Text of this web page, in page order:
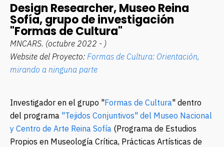
Design Researcher, Museo Reina
Sofía, grupo de investigación
"Formas de Cultura"
MNCARS. (octubre 2022 - )
Website del Proyecto: Formas de Cultura: Orientación,
mirando a ninguna parte
Investigador en el grupo "Formas de Cultura"dentro
del programa "Tejidos Conjuntivos" del Museo Nacional
y Centro de Arte Reina Sofía(Programa de Estudios
Propios en Museología Crítica, Prácticas Artísticas de